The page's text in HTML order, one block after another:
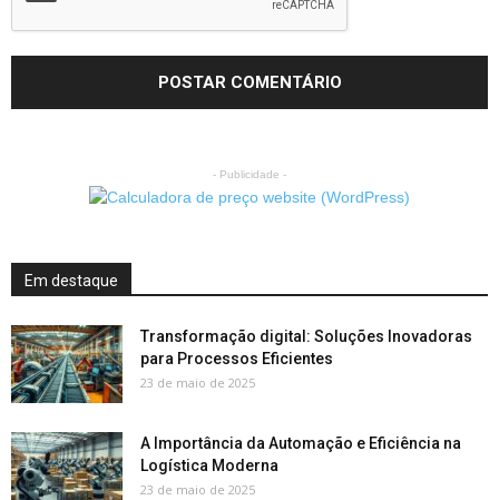
- Publicidade -
Em destaque
Transformação digital: Soluções Inovadoras
para Processos Eficientes
23 de maio de 2025
A Importância da Automação e Eficiência na
Logística Moderna
23 de maio de 2025